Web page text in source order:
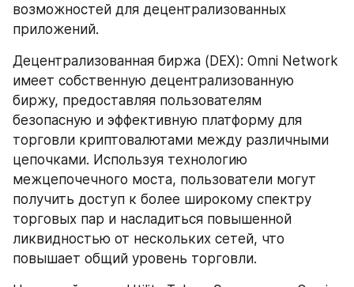
возможностей для децентрализованных
приложений.
Децентрализованная биржа (DEX): Omni Network
имеет собственную децентрализованную
биржу, предоставляя пользователям
безопасную и эффективную платформу для
торговли криптовалютами между различными
цепочками. Используя технологию
межцепочечного моста, пользователи могут
получить доступ к более широкому спектру
торговых пар и насладиться повышенной
ликвидностью от нескольких сетей, что
повышает общий уровень торговли.